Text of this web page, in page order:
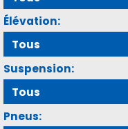
Élévation:
Suspension:
Pneus: